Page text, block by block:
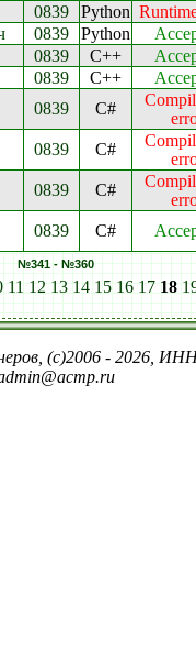
0839 Python
0839 Python
0839 C++
0839 C++
0839 C#
0839 C#
0839 C#
0839 C#
№341 - №360
11 12 13 14 15 16 17 18
(c)2006 - 2026,